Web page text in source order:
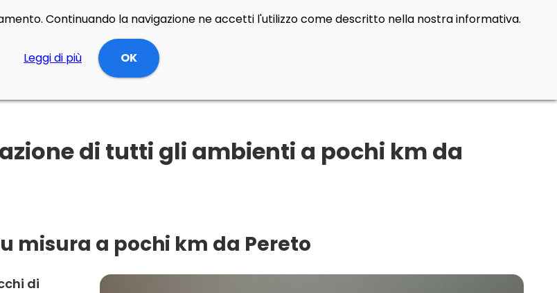
di tutti gli ambienti a pochi km da
misura a pochi km da Pereto
di
Continuando la navigazione ne accetti l'utilizzo come descritto nella nostra informativa.
Leggi di più OK